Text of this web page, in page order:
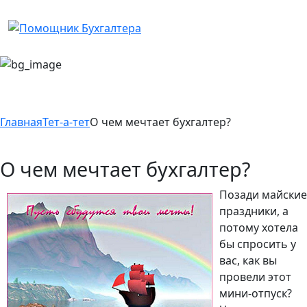
ГлавнаяТет-а-тетО чем мечтает бухгалтер?
О чем мечтает бухгалтер?
Позади майские
праздники, а
потому хотела
бы спросить у
вас, как вы
провели этот
мини-отпуск?